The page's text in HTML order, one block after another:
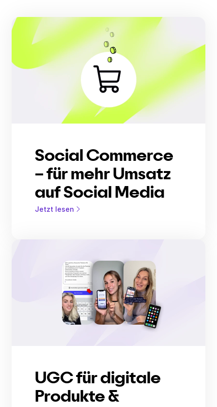
Social Commerce
– für mehr Umsatz
auf Social Media
Jetzt lesen
UGC für digitale
Produkte &